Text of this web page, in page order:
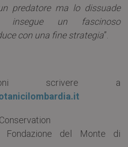
predatore ma lo dissuade
insegue un fascinoso
con una fine strategia”.
scrivere a
Fondazione del Monte di